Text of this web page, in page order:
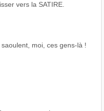
vers la SATIRE.
moi, ces gens-là !